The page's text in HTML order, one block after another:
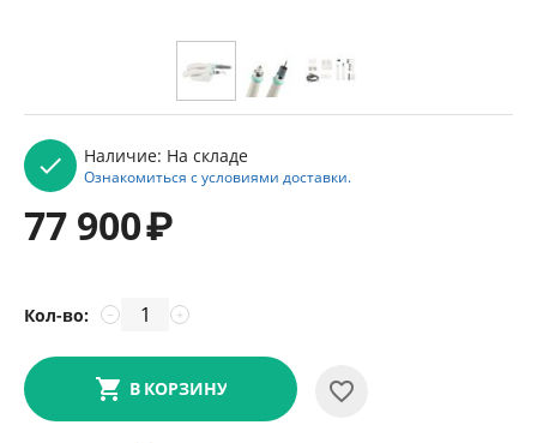
Наличие: На складе
Ознакомиться с условиями доставки.
77 900₽
Кол-во: +
−
В КОРЗИНУ